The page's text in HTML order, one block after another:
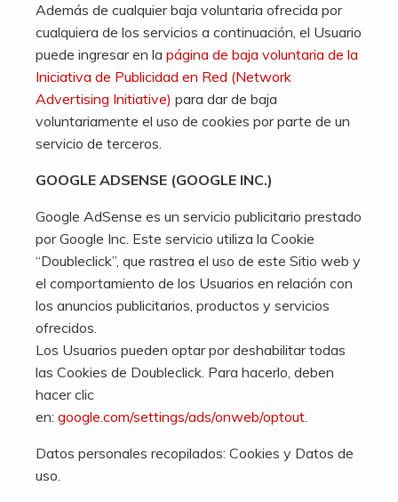
Además de cualquier baja voluntaria ofrecida por
cualquiera de los servicios a continuación, el Usuario
puede ingresar en la página de baja voluntaria de la
Iniciativa de Publicidad en Red (Network
Advertising Initiative) para dar de baja
voluntariamente el uso de cookies por parte de un
servicio de terceros.
GOOGLE ADSENSE (GOOGLE INC.)
Google AdSense es un servicio publicitario prestado
por Google Inc. Este servicio utiliza la Cookie
“Doubleclick”, que rastrea el uso de este Sitio web y
el comportamiento de los Usuarios en relación con
los anuncios publicitarios, productos y servicios
ofrecidos.
Los Usuarios pueden optar por deshabilitar todas
las Cookies de Doubleclick. Para hacerlo, deben
hacer clic
en: google.com/settings/ads/onweb/optout.
Datos personales recopilados: Cookies y Datos de
uso.